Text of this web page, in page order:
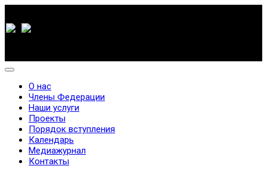
О нас
Члены Федерации
Наши услуги
Проекты
Порядок вступления
Календарь
Медиажурнал
Контакты